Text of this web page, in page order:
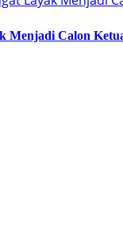
Menjadi Calon